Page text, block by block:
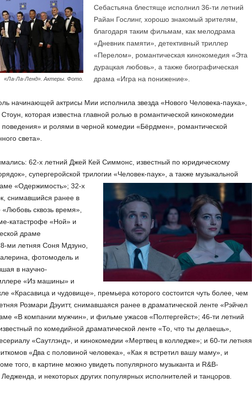
«Ла-Ла-Ленд». Актеры. Фото.
Себастьяна блестяще исполнил 36-ти летний
Райан Гослинг, хорошо знакомый зрителям,
благодаря таким фильмам, как мелодрама
«Дневник памяти», детективный триллер
«Перелом», романтическая кинокомедия «Эта
дурацкая любовь», а также биографическая
драма «Игра на понижение».
начинающей актрисы Мии исполнила звезда «Нового Человека-паука»,
которая известна главной ролью в романтической кинокомедии
поведения» и ролями в черной комедии «Бёрдмен», романтической
света».
62-х летний Джей Кей Симмонс, известный по юридическому
супергеройской трилогии «Человек-паук», а также музыкальной
«Одержимость»; 32-х
снимавшийся ранее в
сквозь время»,
катастрофе «Ной» и
драме
ми летняя Соня Мдзуно,
фотомодель и
в научно-
«Из машины» и
«Красавица и чудовище», премьера которого состоится чуть более, чем
Розмари Дэуитт, снимавшаяся ранее в драматической ленте «Рэйчел
«В компании мужчин», и фильме ужасов «Полтергейст»; 46-ти летний
по комедийной драматической ленте «То, что ты делаешь»,
«Саутлэнд», и кинокомедии «Мертвец в колледже»; и 60-ти летняя
«Два с половиной человека», «Как я встретил вашу маму», и
того, в картине можно увидеть популярного музыканта и R&B-
и некоторых других популярных исполнителей и танцоров.